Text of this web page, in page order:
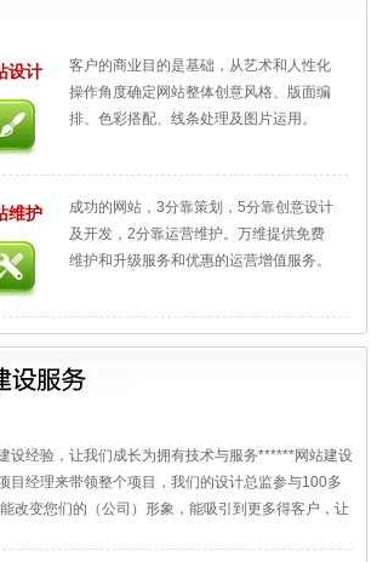
设计
客户的商业目的是基础，从艺术和人性化
操作角度确定网站整体创意风格、版面编
排、色彩搭配、线条处理及图片运用。
维护
成功的网站，3分靠策划，5分靠创意设计
及开发，2分靠运营维护。万维提供免费
维护和升级服务和优惠的运营增值服务。
经验，让我们成长为拥有技术与服务******网站建设
目经理来带领整个项目，我们的设计总监参与100多
改变您们的（公司）形象，能吸引到更多得客户，让